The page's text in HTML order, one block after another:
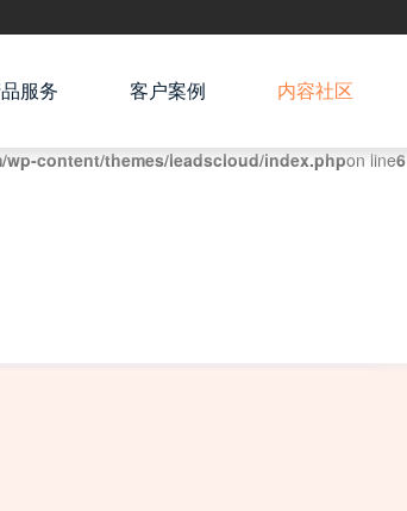
服务 客户案例 内容社区
content/themes/leadscloud/index.phpon line6